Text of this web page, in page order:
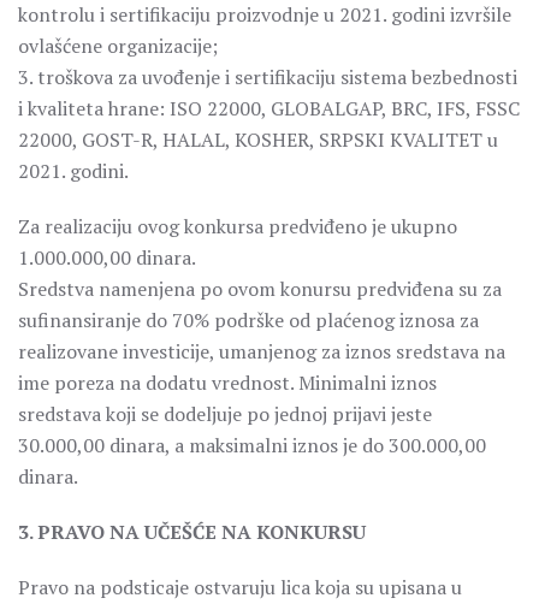
kontrolu i sertifikaciju proizvodnje u 2021. godini izvršile
ovlašćene organizacije;
3. troškova za uvođenje i sertifikaciju sistema bezbednosti
i kvaliteta hrane: ISO 22000, GLOBALGAP, BRC, IFS, FSSC
22000, GOST-R, HALAL, KOSHER, SRPSKI KVALITET u
2021. godini.
Za realizaciju ovog konkursa predviđeno je ukupno
1.000.000,00 dinara.
Sredstva namenjena po ovom konursu predviđena su za
sufinansiranje do 70% podrške od plaćenog iznosa za
realizovane investicije, umanjenog za iznos sredstava na
ime poreza na dodatu vrednost. Minimalni iznos
sredstava koji se dodeljuje po jednoj prijavi jeste
30.000,00 dinara, a maksimalni iznos je do 300.000,00
dinara.
3. PRAVO NA UČEŠĆE NA KONKURSU
Pravo na podsticaje ostvaruju lica koja su upisana u